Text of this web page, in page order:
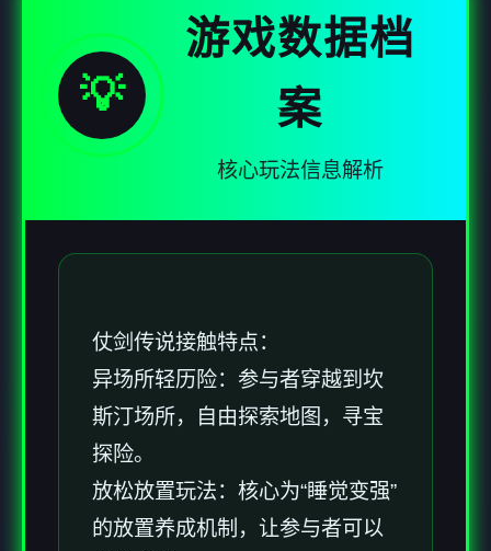
💡
游戏数据档
案
核心玩法信息解析
仗剑传说接触特点：
异场所轻历险：参与者穿越到坎
斯汀场所，自由探索地图，寻宝
探险。
放松放置玩法：核心为“睡觉变强”
的放置养成机制，让参与者可以